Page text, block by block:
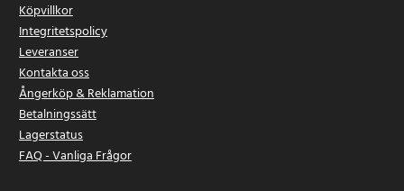
Köpvillkor
Integritetspolicy
Leveranser
Kontakta oss
Ångerköp & Reklamation
Betalningssätt
Lagerstatus
FAQ - Vanliga Frågor